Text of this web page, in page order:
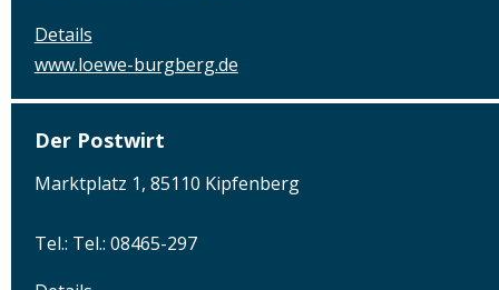
Details
www.loewe-burgberg.de
Der Postwirt
Marktplatz 1, 85110 Kipfenberg
Tel.: Tel.: 08465-297